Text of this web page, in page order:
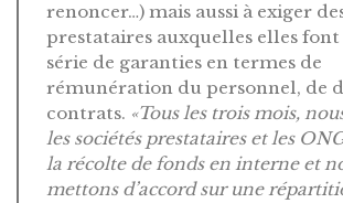
renoncer…) mais aussi à exiger
prestataires auxquelles elles
série de garanties en termes de
rémunération du personnel, de
contrats. «Tous les trois mois,
les sociétés prestataires et les
la récolte de fonds en interne et
mettons d’accord sur une